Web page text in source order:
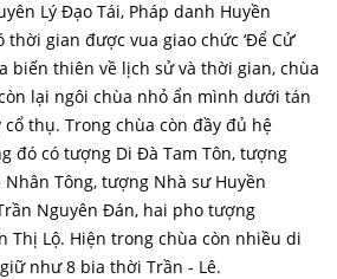
Lý Đạo Tái, Pháp danh Huyền
gian được vua giao chức ‘Để Cử’
biến thiên về lịch sử và thời gian, chùa
lại ngôi chùa nhỏ ẩn mình dưới tán
thụ. Trong chùa còn đầy đủ hệ
đó có tượng Di Đà Tam Tôn, tượng
Tông, tượng Nhà sư Huyền
Nguyên Đán, hai pho tượng
Thị Lộ. Hiện trong chùa còn nhiều di
như 8 bia thời Trần - Lê.